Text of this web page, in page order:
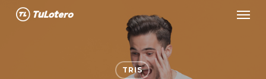
Skip
Menu
TRIS